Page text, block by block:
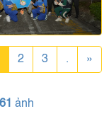
2 3 . »
ảnh